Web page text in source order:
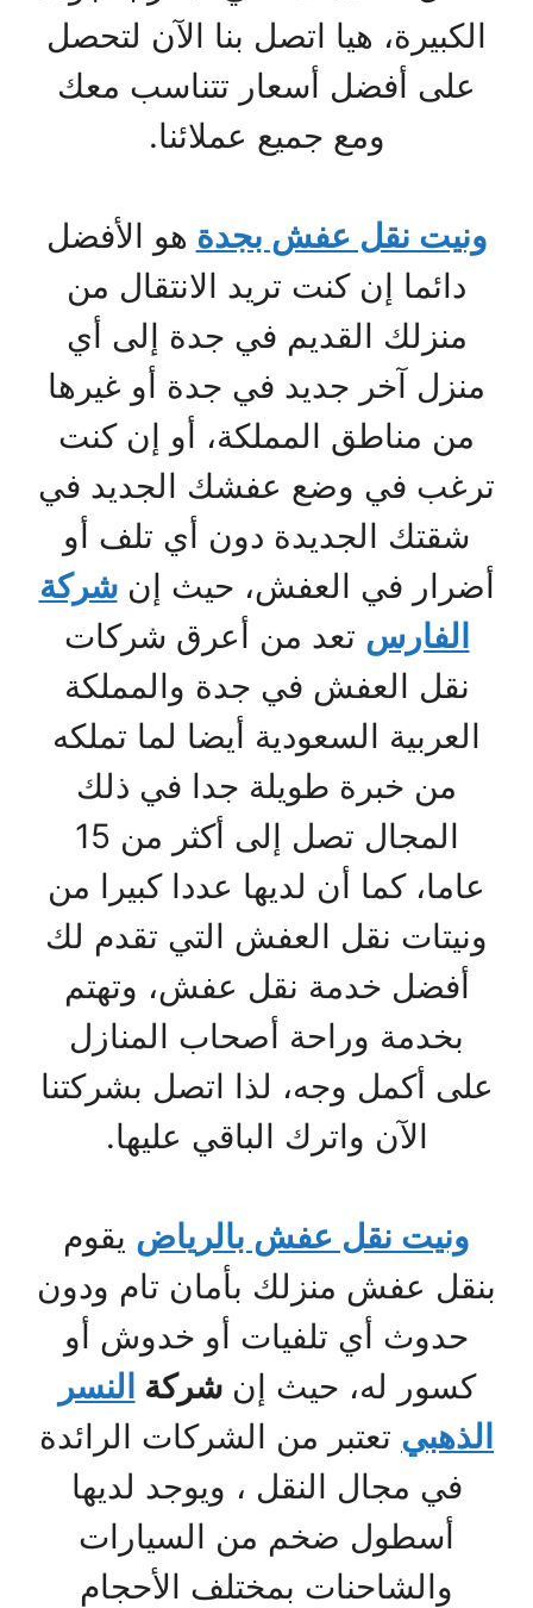
الكبيرة، هيا اتصل بنا الآن لتحصل
على أفضل أسعار تتناسب معك
ومع جميع عملائنا.
ونيت نقل عفش بجدة هو الأفضل
دائما إن كنت تريد الانتقال من
منزلك القديم في جدة إلى أي
منزل آخر جديد في جدة أو غيرها
من مناطق المملكة، أو إن كنت
ترغب في وضع عفشك الجديد في
شقتك الجديدة دون أي تلف أو
أضرار في العفش، حيث إنشركة
الفارس تعد من أعرق شركات
نقل العفش في جدة والمملكة
العربية السعودية أيضا لما تملكه
من خبرة طويلة جدا في ذلك
المجال تصل إلى أكثر من 15
عاما، كما أن لديها عددا كبيرا من
ونيتات نقل العفش التي تقدم لك
أفضل خدمة نقل عفش، وتهتم
بخدمة وراحة أصحاب المنازل
على أكمل وجه، لذا اتصل بشركتنا
الآن واترك الباقي عليها.
ونيت نقل عفش بالرياض يقوم
بنقل عفش منزلك بأمان تام ودون
حدوث أي تلفيات أو خدوش أو
كسور له، حيث إنشركة النسر
الذهبي تعتبر من الشركات الرائدة
في مجال النقل ، ويوجد لديها
أسطول ضخم من السيارات
والشاحنات بمختلف الأحجام